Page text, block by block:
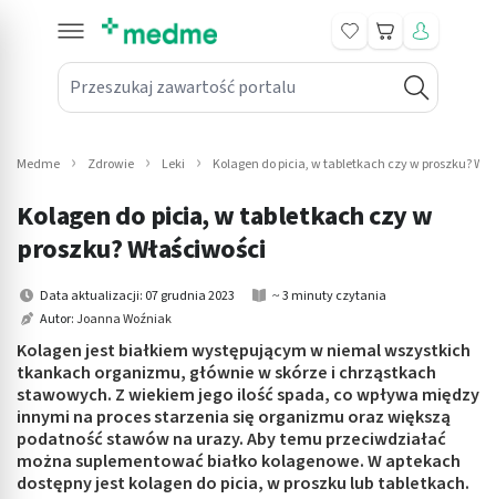
Przeszukaj zawartość portalu
Koszyk
submenu: Leki na receptę
submenu: Mama i dziecko
submenu: Kosmetyki
submenu: Higiena
submenu: Sprzęt medyczny
submenu: Intymne
submenu: Wellness
Medme Zdrowie Leki Kolagen do picia, w tabletkach czy w proszku?
Kolagen do picia, w tabletkach czy w
proszku? Właściwości
Data aktualizacji: 07 grudnia 2023
~ 3 minuty czytania
Autor:Joanna Woźniak
Kolagen jest białkiem występującym w niemal wszystkich
tkankach organizmu, głównie w skórze i chrząstkach
stawowych. Z wiekiem jego ilość spada, co wpływa między
innymi na proces starzenia się organizmu oraz większą
podatność stawów na urazy. Aby temu przeciwdziałać
można suplementować białko kolagenowe. W aptekach
dostępny jest kolagen do picia, w proszku lub tabletkach.